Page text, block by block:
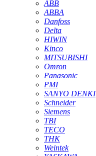
ABB
ABBA
Danfoss
Delta
HIWIN
Kinco
MITSUBISHI
Omron
Panasonic
PMI
SANYO DENKI
Schneider
Siemens
TBI
TECO
THK
Weintek